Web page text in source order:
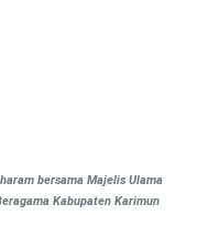
bersama Majelis Ulama
Kabupaten Karimun